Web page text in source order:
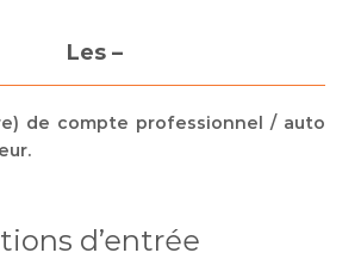
Les –
de compte professionnel / auto
d’entrée